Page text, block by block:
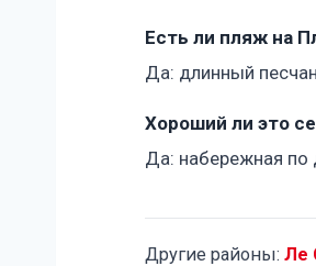
Есть ли пляж на
Да: длинный
Хороший ли это
Да: набережная по
Другие районы: Ле